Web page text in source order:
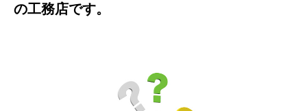
の工務店です。